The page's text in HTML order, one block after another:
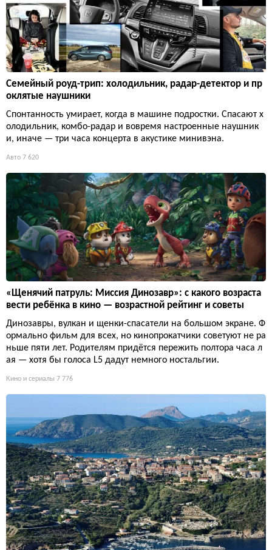
Семейный роуд-трип: холодильник, радар-детектор и пр
оклятые наушники
Спонтанность умирает, когда в машине подростки. Спасают х
олодильник, комбо-радар и вовремя настроенные наушник
и, иначе — три часа концерта в акустике минивэна.
Авто 7 620
«Щенячий патруль: Миссия Динозавр»: с какого возраста
вести ребёнка в кино — возрастной рейтинг и советы
Динозавры, вулкан и щенки-спасатели на большом экране. Ф
ормально фильм для всех, но кинопрокатчики советуют не ра
ньше пяти лет. Родителям придётся пережить полтора часа л
ая — хотя бы голоса L5 дадут немного ностальгии.
Кино и сериалы 7 776